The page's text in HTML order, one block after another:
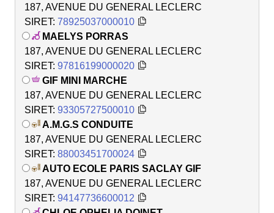
187, AVENUE DU GENERAL LECLERC
SIRET: 78925037000010
MAELYS PORRAS
187, AVENUE DU GENERAL LECLERC
SIRET: 97816199000020
GIF MINI MARCHE
187, AVENUE DU GENERAL LECLERC
SIRET: 93305727500010
A.M.G.S CONDUITE
187, AVENUE DU GENERAL LECLERC
SIRET: 88003451700024
AUTO ECOLE PARIS SACLAY GIF
187, AVENUE DU GENERAL LECLERC
SIRET: 94147736600012